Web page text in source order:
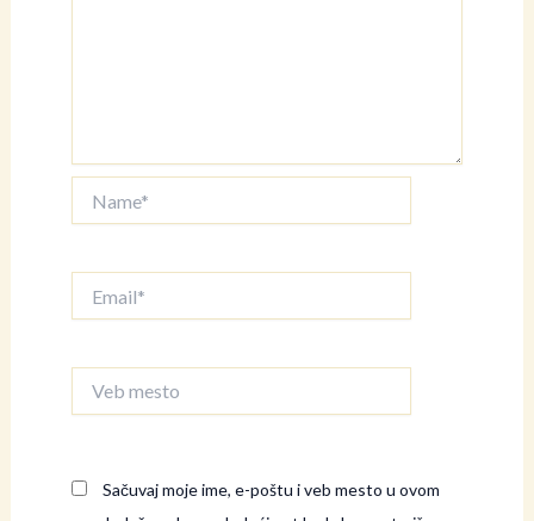
mesto
Sačuvaj moje ime, e-poštu i veb mesto u ovom